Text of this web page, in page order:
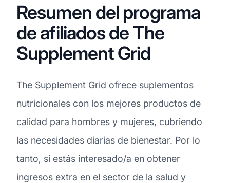
Resumen del programa
de afiliados de The
Supplement Grid
The Supplement Grid ofrece suplementos
nutricionales con los mejores productos de
calidad para hombres y mujeres, cubriendo
las necesidades diarias de bienestar. Por lo
tanto, si estás interesado/a en obtener
ingresos extra en el sector de la salud y